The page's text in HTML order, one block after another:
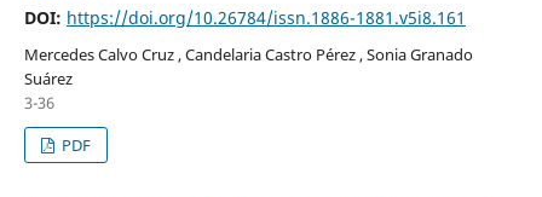
DOI: https://doi.org/10.26784/issn.1886-1881.v5i8.161
Mercedes Calvo Cruz , Candelaria Castro Pérez , Sonia Granado
Suárez
3-36
PDF